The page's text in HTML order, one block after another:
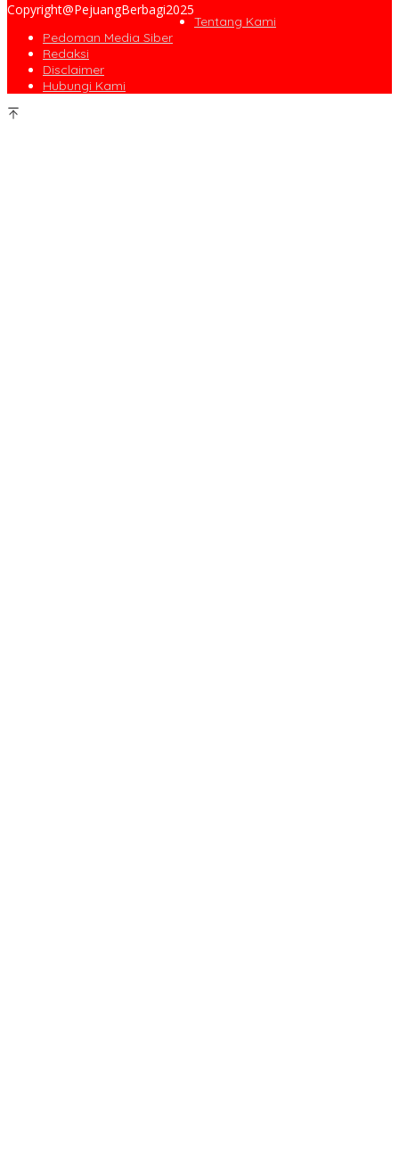
Copyright@PejuangBerbagi2025
Tentang Kami
Pedoman Media Siber
Redaksi
Disclaimer
Hubungi Kami